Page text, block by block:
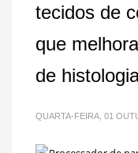
tecidos de
que
de
QUARTA-FEIRA, 01